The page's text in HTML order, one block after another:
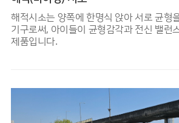
해적시소는 양쪽에 한명식 앉아 서로 균형
기구로써, 아이들이 균형감각과 전신 밸런
제품입니다.